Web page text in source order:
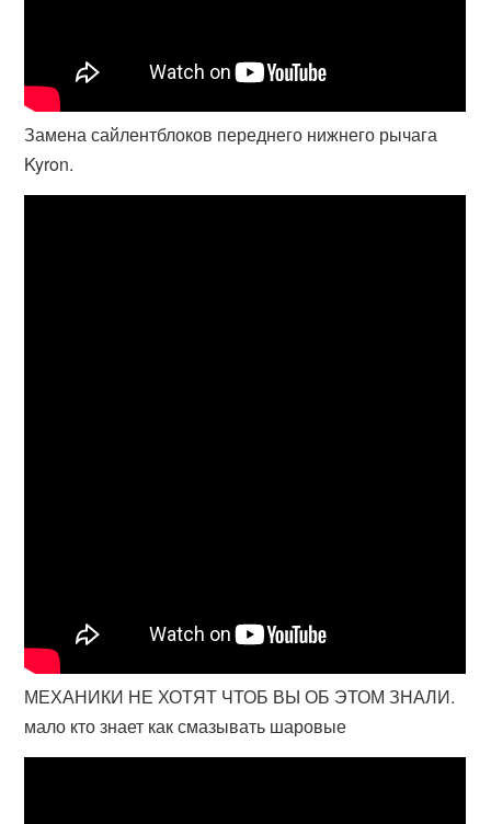
Замена сайлентблоков переднего нижнего рычага
Kyron.
МЕХАНИКИ НЕ ХОТЯТ ЧТОБ ВЫ ОБ ЭТОМ ЗНАЛИ.
мало кто знает как смазывать шаровые